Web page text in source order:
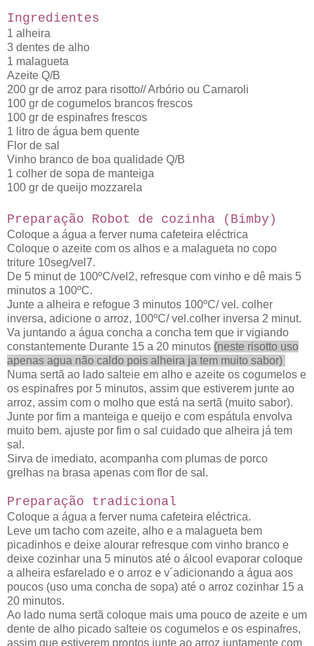
Ingredientes
1 alheira
3 dentes de alho
1 malagueta
Azeite Q/B
200 gr de arroz para risotto// Arbório ou Carnaroli
100 gr de cogumelos brancos frescos
100 gr de espinafres frescos
1 litro de água bem quente
Flor de sal
Vinho branco de boa qualidade Q/B
1 colher de sopa de manteiga
100 gr de queijo mozzarela
Preparação Robot de cozinha (Bimby)
Coloque a água a ferver numa cafeteira eléctrica
Coloque o azeite com os alhos e a malagueta no copo
triture 10seg/vel7.
De 5 minut de 100ºC/vel2, refresque com vinho e dê mais 5
minutos a 100ºC.
Junte a alheira e refogue 3 minutos 100ºC/ vel. colher
inversa, adicione o arroz, 100ºC/ vel.colher inversa 2 minut.
Va juntando a água concha a concha tem que ir vigiando
constantemente Durante 15 a 20 minutos (neste risotto uso
apenas agua não caldo pois alheira ja tem muito sabor)
Numa sertã ao lado salteie em alho e azeite os cogumelos e
os espinafres por 5 minutos, assim que estiverem junte ao
arroz, assim com o molho que está na sertã (muito sabor).
Junte por fim a manteiga e queijo e com espátula envolva
muito bem. ajuste por fim o sal cuidado que alheira já tem
sal.
Sirva de imediato, acompanha com plumas de porco
grelhas na brasa apenas com flor de sal.
Preparação tradicional
Coloque a água a ferver numa cafeteira eléctrica.
Leve um tacho com azeite, alho e a malagueta bem
picadinhos e deixe alourar refresque com vinho branco e
deixe cozinhar una 5 minutos até o álcool evaporar coloque
a alheira esfarelado e o arroz e v´adicionando a água aos
poucos (uso uma concha de sopa) até o arroz cozinhar 15 a
20 minutos.
Ao lado numa sertã coloque mais uma pouco de azeite e um
dente de alho picado salteie os cogumelos e os espinafres,
assim que estiverem prontos junte ao arroz juntamente com